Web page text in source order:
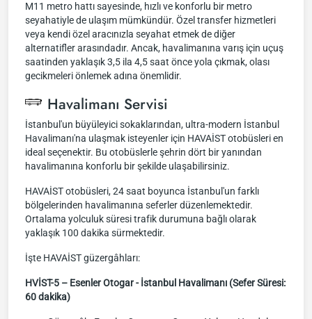
M11 metro hattı sayesinde, hızlı ve konforlu bir metro
seyahatiyle de ulaşım mümkündür. Özel transfer hizmetleri
veya kendi özel aracınızla seyahat etmek de diğer
alternatifler arasındadır. Ancak, havalimanına varış için uçuş
saatinden yaklaşık 3,5 ila 4,5 saat önce yola çıkmak, olası
gecikmeleri önlemek adına önemlidir.
Havalimanı Servisi
İstanbul'un büyüleyici sokaklarından, ultra-modern İstanbul
Havalimanı'na ulaşmak isteyenler için HAVAİST otobüsleri en
ideal seçenektir. Bu otobüslerle şehrin dört bir yanından
havalimanına konforlu bir şekilde ulaşabilirsiniz.
HAVAİST otobüsleri, 24 saat boyunca İstanbul'un farklı
bölgelerinden havalimanına seferler düzenlemektedir.
Ortalama yolculuk süresi trafik durumuna bağlı olarak
yaklaşık 100 dakika sürmektedir.
İşte HAVAİST güzergâhları:
HVİST-5 – Esenler Otogar - İstanbul Havalimanı (Sefer Süresi:
60 dakika)